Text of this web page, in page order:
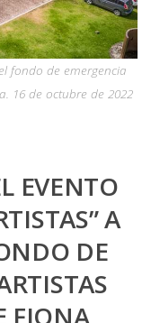
fondo de emergencia
16 de octubre de 2022
EVENTO
A
DE
FIONA